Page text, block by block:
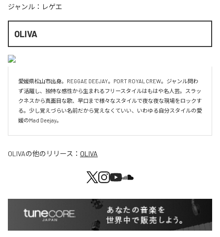
ジャンル： レゲエ
OLIVA
愛媛県松山市出身。REGGAE DEEJAY。PORT ROYAL CREW。ジャンル問わ
ず活躍し、独特な感性から生まれるフリースタイルはもはや名人芸。スラッ
クネスから真面目な歌、早口まで様々なスタイルで夜な夜な現場をロックす
る。少し覚えづらい名前だから覚えなくていい、いわゆる自分スタイルの愛
媛のMad Deejay。
OLIVAの他のリリース： OLIVA